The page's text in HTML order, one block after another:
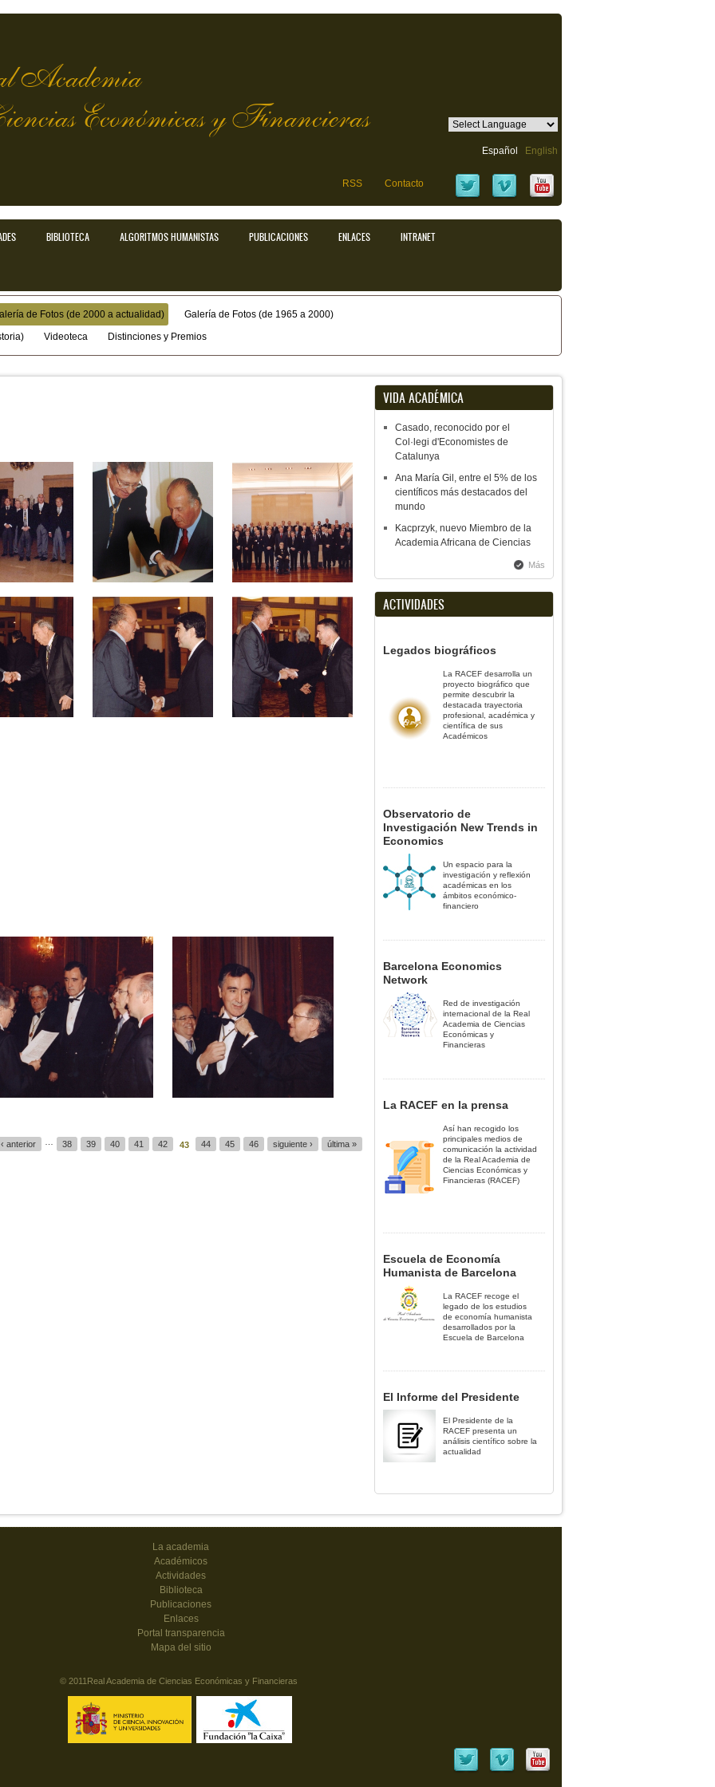
Academia
Económicas y Financieras
Español English
RSS Contacto
BIBLIOTECA ALGORITMOS HUMANISTAS PUBLICACIONES ENLACES INTRANET
de Fotos (de 2000 a actualidad)
Galería de Fotos (de 1965 a 2000)
Videoteca Distinciones y Premios
‹ anterior 38 39 40 41 42 43 44 45 46 siguiente › última »
VIDA ACADÉMICA
Casado, reconocido por el
Col·legi d'Economistes de
Catalunya
Ana María Gil, entre el 5% de los
científicos más destacados del
mundo
Kacprzyk, nuevo Miembro de la
Academia Africana de Ciencias
Más
ACTIVIDADES
Legados biográficos
La RACEF desarrolla un
proyecto biográfico que
permite descubrir la
destacada trayectoria
profesional, académica y
científica de sus
Académicos
Observatorio de
Investigación New Trends in
Economics
Un espacio para la
investigación y reflexión
académicas en los
ámbitos económico-
financiero
Barcelona Economics
Network
Red de investigación
internacional de la Real
Academia de Ciencias
Económicas y
Financieras
La RACEF en la prensa
Así han recogido los
principales medios de
comunicación la actividad
de la Real Academia de
Ciencias Económicas y
Financieras (RACEF)
Escuela de Economía
Humanista de Barcelona
La RACEF recoge el
legado de los estudios
de economía humanista
desarrollados por la
Escuela de Barcelona
El Informe del Presidente
El Presidente de la
RACEF presenta un
análisis científico sobre la
actualidad
La academia
Académicos
Actividades
Biblioteca
Publicaciones
Enlaces
Portal transparencia
Mapa del sitio
© 2011Real Academia de Ciencias Económicas y Financieras